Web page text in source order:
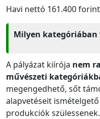
Havi nettó 161.400
Milyen
A pályázat kiírója nem
művészeti
megengedhető, sőt
alapvetéseit
produkciók szülessenek.